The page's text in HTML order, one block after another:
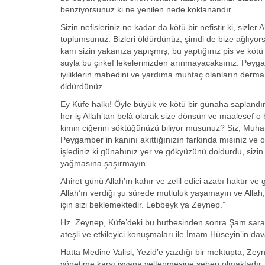
benziyorsunuz ki ne yenilen nede koklanandır.
Sizin nefisleriniz ne kadar da kötü bir nefistir ki, sizler
toplumsunuz. Bizleri öldürdünüz, şimdi de bize
kanı sizin yakanıza yapışmış, bu yaptığınız pis ve
suyla bu çirkef lekelerinizden arınmayacaksınız.
iyiliklerin mabedini ve yardıma muhtaç olanların
öldürdünüz.
Ey Küfe halkı! Öyle büyük ve kötü bir günaha
her iş Allah’tan belâ olarak size dönsün ve maalesef
kimin ciğerini söktüğünüzü biliyor musunuz? Siz,
Peygamber’in kanını akıttığınızın farkında
işlediniz ki günahınız yer ve gökyüzünü doldurdu,
yağmasına şaşırmayın.
Ahiret günü Allah’ın kahır ve zelil edici azabı haktır
Allah’ın verdiği şu sürede mutluluk yaşamayın ve
için sizi beklemektedir. Lebbeyk ya Zeynep.”
Hz. Zeynep, Küfe’deki bu hutbesinden sonra Şam
ateşli ve etkileyici konuşmaları ile İmam Hüseyin’in
Hatta Medine Valisi, Yezid’e yazdığı bir mektupta,